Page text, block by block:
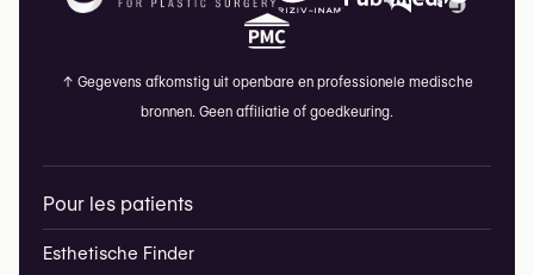
↑ Gegevens afkomstig uit openbare en professionele medische
bronnen. Geen affiliatie of goedkeuring.
Pour les patients
Esthetische Finder